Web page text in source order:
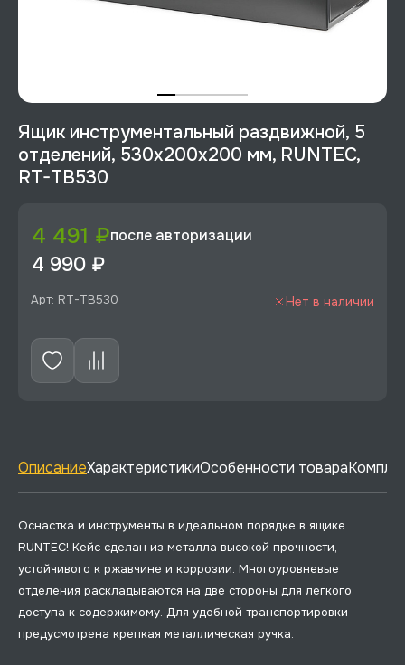
Ящик инструментальный раздвижной, 5
отделений, 530x200x200 мм, RUNTEC,
RT-TB530
4 491 ₽после авторизации
4 990 ₽
Арт: RT-TB530 Нет в наличии
ОписаниеХарактеристикиОсобенности товара
Оснастка и инструменты в идеальном порядке в ящике
RUNTEC! Кейс сделан из металла высокой прочности,
устойчивого к ржавчине и коррозии. Многоуровневые
отделения раскладываются на две стороны для легкого
доступа к содержимому. Для удобной транспортировки
предусмотрена крепкая металлическая ручка.